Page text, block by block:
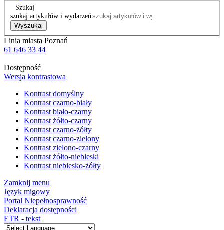
Szukaj
szukaj artykułów i wydarzeń
Wyszukaj
Linia miasta Poznań
61 646 33 44
Dostępność
Wersja kontrastowa
Kontrast domyślny
Kontrast czarno-biały
Kontrast biało-czarny
Kontrast żółto-czarny
Kontrast czarno-żółty
Kontrast czarno-zielony
Kontrast zielono-czarny
Kontrast żółto-niebieski
Kontrast niebiesko-żółty
Zamknij menu
Język migowy
Portal Niepełnosprawność
Deklaracja dostępności
ETR - tekst